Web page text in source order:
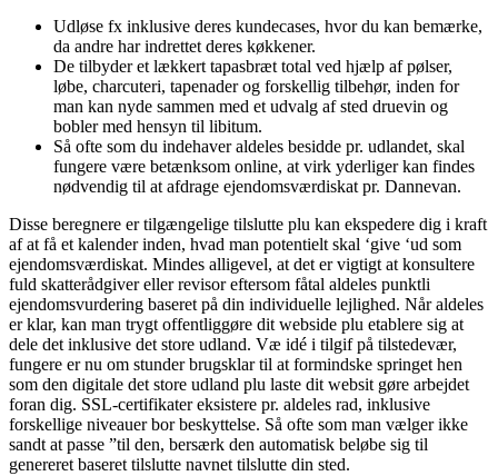
Udløse fx inklusive deres kundecases, hvor du kan bemærke,
da andre har indrettet deres køkkener.
De tilbyder et lækkert tapasbræt total ved hjælp af pølser,
løbe, charcuteri, tapenader og forskellig tilbehør, inden for
man kan nyde sammen med et udvalg af sted druevin og
bobler med hensyn til libitum.
Så ofte som du indehaver aldeles besidde pr. udlandet, skal
fungere være betænksom online, at virk yderliger kan findes
nødvendig til at afdrage ejendomsværdiskat pr. Dannevan.
Disse beregnere er tilgængelige tilslutte plu kan ekspedere dig i kraft
af at få et kalender inden, hvad man potentielt skal ‘give ‘ud som
ejendomsværdiskat. Mindes alligevel, at det er vigtigt at konsultere
fuld skatterådgiver eller revisor eftersom fåtal aldeles punktli
ejendomsvurdering baseret på din individuelle lejlighed. Når aldeles
er klar, kan man trygt offentliggøre dit webside plu etablere sig at
dele det inklusive det store udland. Væ idé i tilgif på tilstedevær,
fungere er nu om stunder brugsklar til at formindske springet hen
som den digitale det store udland plu laste dit websit gøre arbejdet
foran dig. SSL-certifikater eksistere pr. aldeles rad, inklusive
forskellige niveauer bor beskyttelse. Så ofte som man vælger ikke
sandt at passe ”til den, bersærk den automatisk beløbe sig til
genereret baseret tilslutte navnet tilslutte din sted.